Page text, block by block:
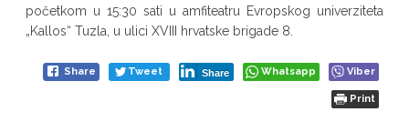
početkom u 15:30 sati u amfiteatru Evropskog univerziteta
„Kallos“ Tuzla, u ulici XVIII hrvatske brigade 8.
Share Tweet Share Whatsapp Viber
Print